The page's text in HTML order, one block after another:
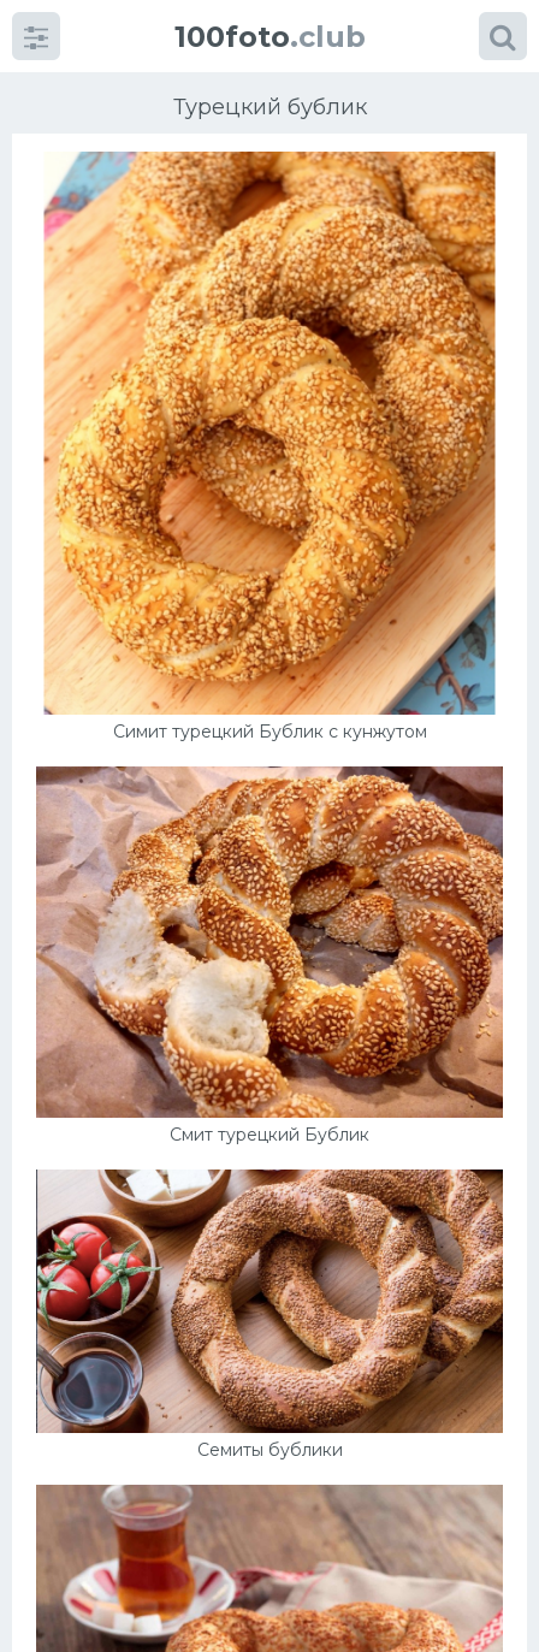
100foto.club
Турецкий бублик
Симит турецкий Бублик с кунжутом
Смит турецкий Бублик
Семиты бублики
Категориикартинок
Супы
Мясные блюда
Печенье
Салат
Выпечка
Десерт
Напитки
Дизайн комнаты